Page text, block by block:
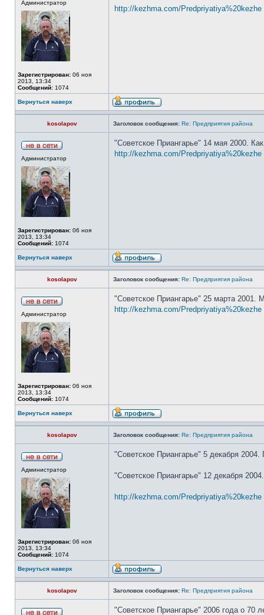
Администратор
Зарегистрирован: 06 ноя
2013, 13:34
Сообщений: 1074
http://kezhma.com/
Вернуться наверх
kosolapov Заголовок сообщения: Re: Предприятия района
Администратор
Зарегистрирован: 06 ноя
2013, 13:34
Сообщений: 1074
"Советское Приангарье" 14 мая 2000.
http://kezhma.com/
Вернуться наверх
kosolapov Заголовок сообщения: Re: Предприятия района
Администратор
Зарегистрирован: 06 ноя
2013, 13:34
Сообщений: 1074
"Советское Приангарье" 25 марта 2001.
http://kezhma.com/
Вернуться наверх
kosolapov Заголовок сообщения: Re: Предприятия района
Администратор
Зарегистрирован: 06 ноя
2013, 13:34
Сообщений: 1074
"Советское Приангарье" 5 декабря
"Советское Приангарье" 12 декабря
http://kezhma.com/
Вернуться наверх
kosolapov Заголовок сообщения: Re: Предприятия района
"Советское Приангарье" 2006 года о 70